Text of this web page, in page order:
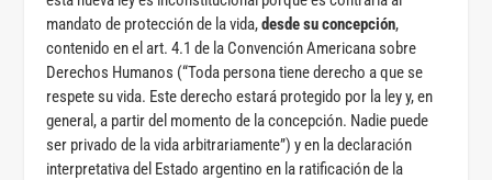
mandato de protección de la vida,desde su concepción,
contenido en el art. 4.1 de la Convención Americana sobre
Derechos Humanos (“Toda persona tiene derecho a que se
respete su vida. Este derecho estará protegido por la ley y, en
general, a partir del momento de la concepción. Nadie puede
ser privado de la vida arbitrariamente”) y en la declaración
interpretativa del Estado argentino en la ratificación de la